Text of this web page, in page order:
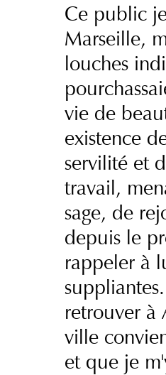
Ce public
Marseille,
louches
vie de
existence
servilité et
travail,
sage, de
depuis le
rappeler à
retrouver à
ville
et que je